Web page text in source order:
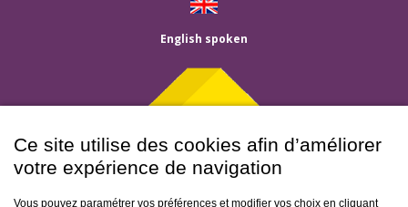
English spoken
Menu
Ce site utilise des cookies afin d’améliorer
votre expérience de navigation
Vous pouvez paramétrer vos préférences et modifier vos choix en cliquant